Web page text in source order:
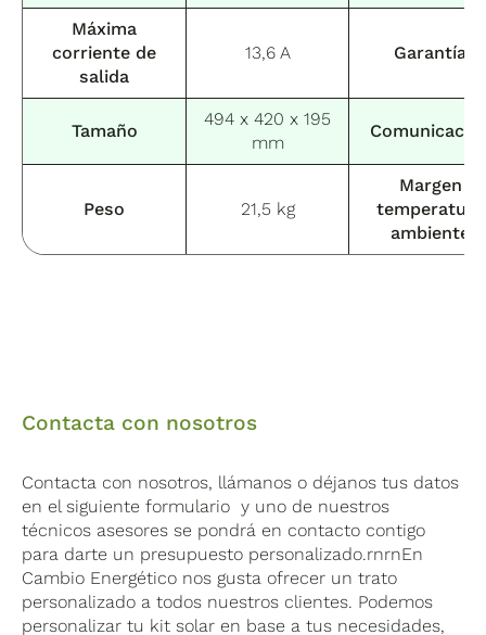
Máxima
corriente de
salida
13,6 A Garantía
Tamaño
494 x 420 x 195
mm
Peso 21,5 kg
Margen
temperatura
ambiente
Contacta con nosotros
Contacta con nosotros, llámanos o déjanos tus datos
en el siguiente formulario y uno de nuestros
técnicos asesores se pondrá en contacto contigo
para darte un presupuesto personalizado.rnrnEn
Cambio Energético nos gusta ofrecer un trato
personalizado a todos nuestros clientes. Podemos
personalizar tu kit solar en base a tus necesidades,